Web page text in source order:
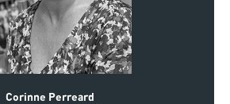
Corinne Perreard